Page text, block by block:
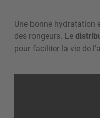
Une bonne hydratation
des rongeurs. Le
pour faciliter la vie de